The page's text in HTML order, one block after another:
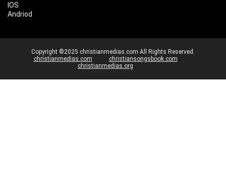
IOS
Andriod
Copyright ©2025 christianmedias.com All Rights Reserved.
christianmedias.com
christiansongsbook.com
christianmedias.org